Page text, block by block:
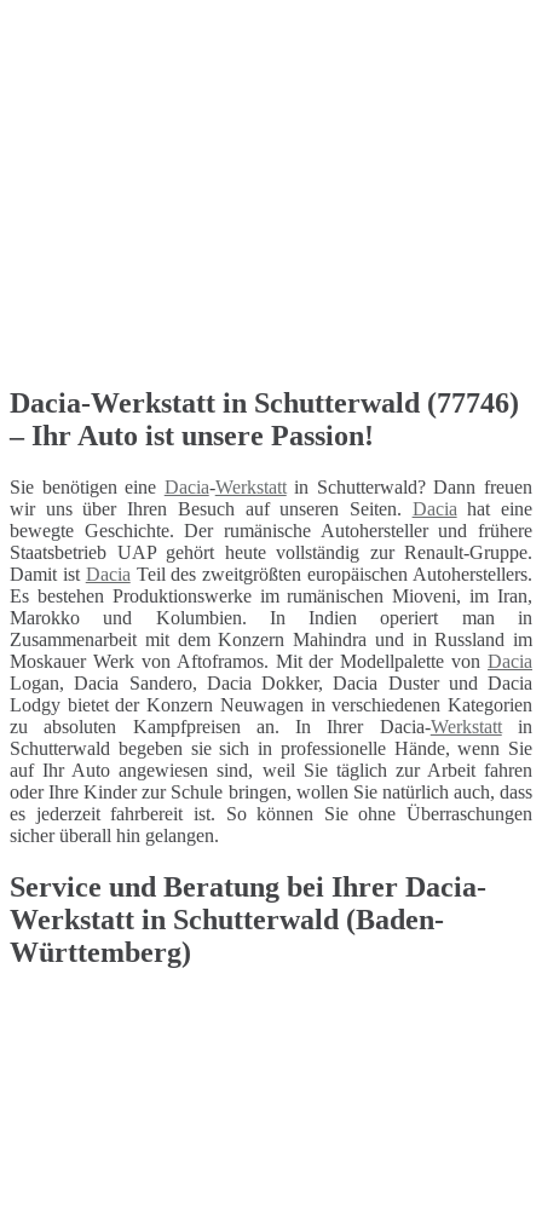
Dacia-Werkstatt in Schutterwald (77746)
– Ihr Auto ist unsere Passion!
Sie benötigen eine Dacia-Werkstattin Schutterwald? Dann freuen
wir uns über Ihren Besuch auf unseren Seiten. Dacia hat eine
bewegte Geschichte. Der rumänische Autohersteller und frühere
Staatsbetrieb UAP gehört heute vollständig zur Renault-Gruppe.
Damit ist Dacia Teil des zweitgrößten europäischen Autoherstellers.
Es bestehen Produktionswerke im rumänischen Mioveni, im Iran,
Marokko und Kolumbien. In Indien operiert man in
Zusammenarbeit mit dem Konzern Mahindra und in Russland im
Moskauer Werk von Aftoframos. Mit der Modellpalette von Dacia
Logan, Dacia Sandero, Dacia Dokker, Dacia Duster und Dacia
Lodgy bietet der Konzern Neuwagen in verschiedenen Kategorien
zu absoluten Kampfpreisen an. In Ihrer Dacia-Werkstattin
Schutterwald begeben sie sich in professionelle Hände, wenn Sie
auf Ihr Auto angewiesen sind, weil Sie täglich zur Arbeit fahren
oder Ihre Kinder zur Schule bringen, wollen Sie natürlich auch, dass
es jederzeit fahrbereit ist. So können Sie ohne Überraschungen
sicher überall hin gelangen.
Service und Beratung bei Ihrer Dacia-
Werkstatt in Schutterwald (Baden-
Württemberg)